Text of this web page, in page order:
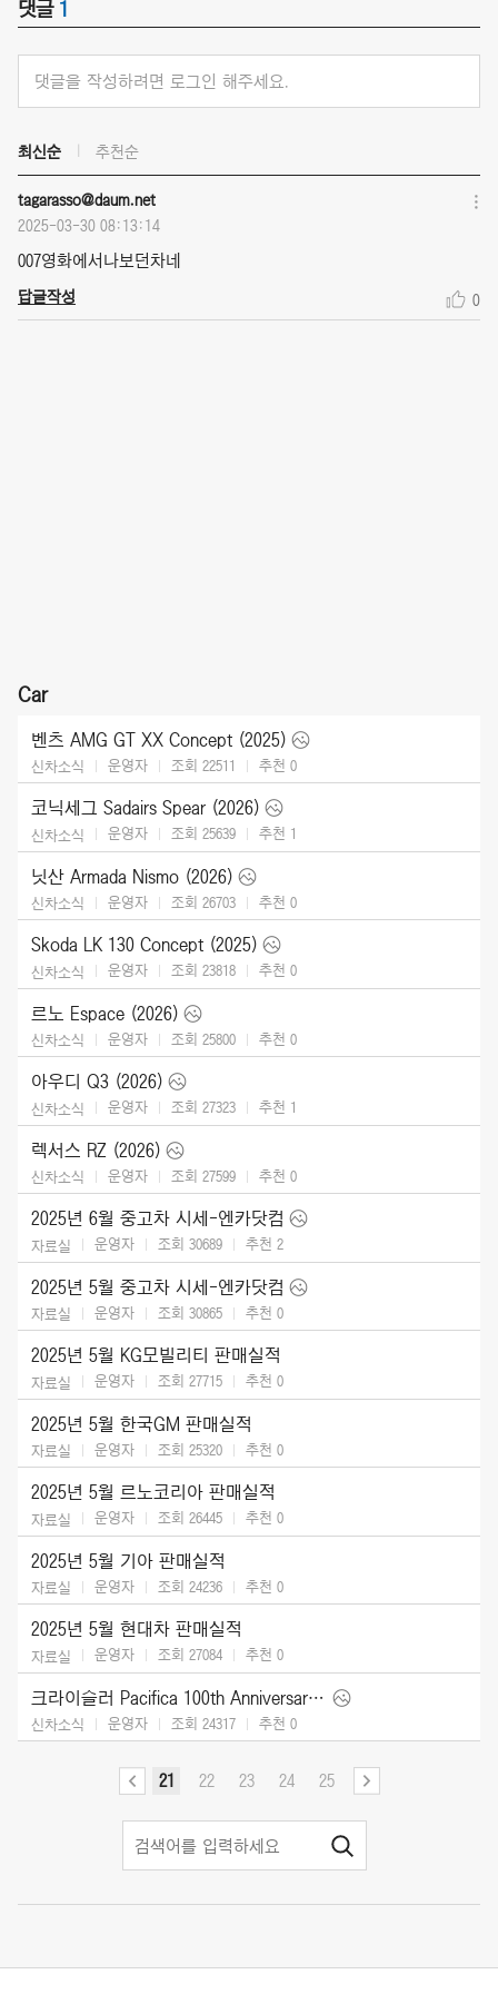
댓글 1
댓글을 작성하려면 로그인 해주세요.
최신순 추천순
tagarasso@daum.net
2025-03-30 08:13:14
007영화에서나보던차네
답글작성 0
Car
벤츠 AMG GT XX Concept (2025)
신차소식 운영자 조회 22511 추천 0
코닉세그 Sadairs Spear (2026)
신차소식 운영자 조회 25639 추천 1
닛산 Armada Nismo (2026)
신차소식 운영자 조회 26703 추천 0
Skoda LK 130 Concept (2025)
신차소식 운영자 조회 23818 추천 0
르노 Espace (2026)
신차소식 운영자 조회 25800 추천 0
아우디 Q3 (2026)
신차소식 운영자 조회 27323 추천 1
렉서스 RZ (2026)
신차소식 운영자 조회 27599 추천 0
2025년 6월 중고차 시세-엔카닷컴
자료실 운영자 조회 30689 추천 2
2025년 5월 중고차 시세-엔카닷컴
자료실 운영자 조회 30865 추천 0
2025년 5월 KG모빌리티 판매실적
자료실 운영자 조회 27715 추천 0
2025년 5월 한국GM 판매실적
자료실 운영자 조회 25320 추천 0
2025년 5월 르노코리아 판매실적
자료실 운영자 조회 26445 추천 0
2025년 5월 기아 판매실적
자료실 운영자 조회 24236 추천 0
2025년 5월 현대차 판매실적
자료실 운영자 조회 27084 추천 0
크라이슬러 Pacifica 100th Anniversary Edition (2026)
신차소식 운영자 조회 24317 추천 0
21 22 23 24 25